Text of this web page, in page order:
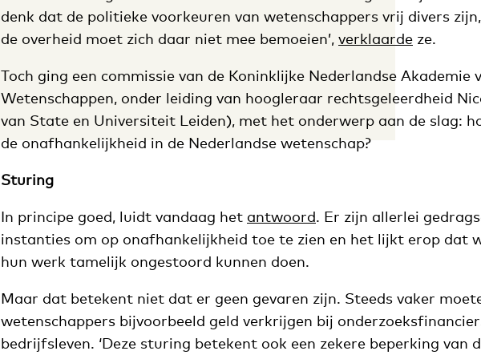
denk dat de politieke voorkeuren van wetenschappers vrij divers
de overheid moet zich daar niet mee bemoeien’, verklaarde ze.
Toch ging een commissie van de Koninklijke Nederlandse Akademie
Wetenschappen, onder leiding van hoogleraar rechtsgeleerdheid
van State en Universiteit Leiden), met het onderwerp aan de slag:
de onafhankelijkheid in de Nederlandse wetenschap?
Sturing
In principe goed, luidt vandaag het antwoord. Er zijn allerlei
instanties om op onafhankelijkheid toe te zien en het lijkt erop dat
hun werk tamelijk ongestoord kunnen doen.
Maar dat betekent niet dat er geen gevaren zijn. Steeds vaker
wetenschappers bijvoorbeeld geld verkrijgen bij
bedrijfsleven. ‘Deze sturing betekent ook een zekere beperking van